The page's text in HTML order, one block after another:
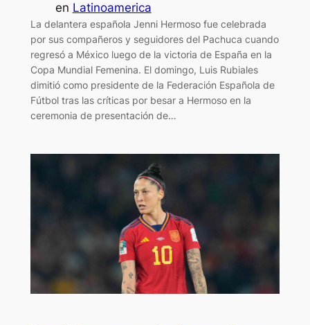
en Latinoamerica
La delantera española Jenni Hermoso fue celebrada
por sus compañeros y seguidores del Pachuca cuando
regresó a México luego de la victoria de España en la
Copa Mundial Femenina. El domingo, Luis Rubiales
dimitió como presidente de la Federación Española de
Fútbol tras las críticas por besar a Hermoso en la
ceremonia de presentación de…